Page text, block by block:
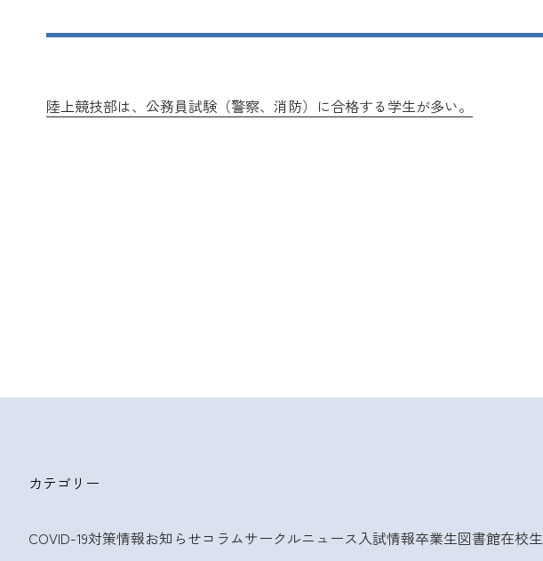
陸上競技部は、公務員試験（警察、消防）に合格する学生が多い。
カテゴリー
COVID-19対策情報お知らせコラムサークルニュース入試情報卒業生図書館在校生